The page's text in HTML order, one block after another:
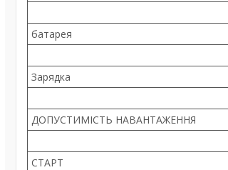
батарея
Зарядка
ДОПУСТИМІСТЬ НАВАНТАЖЕННЯ
СТАРТ